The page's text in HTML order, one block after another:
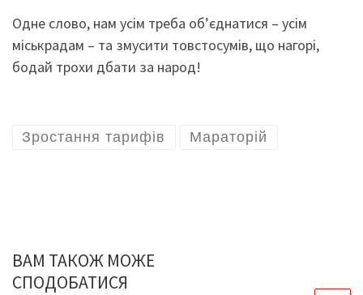
Одне слово, нам усім треба об’єднатися – усім
міськрадам – та змусити товстосумів, що нагорі,
бодай трохи дбати за народ!
Зростання тарифів Мараторій
ВАМ ТАКОЖ МОЖЕ
СПОДОБАТИСЯ